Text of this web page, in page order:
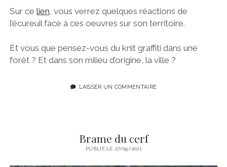
Sur ce lien , vous verrez quelques réactions de
l’écureuil face à ces oeuvres sur son territoire.
Et vous que pensez-vous du knit graffiti dans une
forêt ? Et dans son milieu d’origine, la ville ?
LAISSER UN COMMENTAIRE
Brame du cerf
PUBLIÉ LE 27/09/2021